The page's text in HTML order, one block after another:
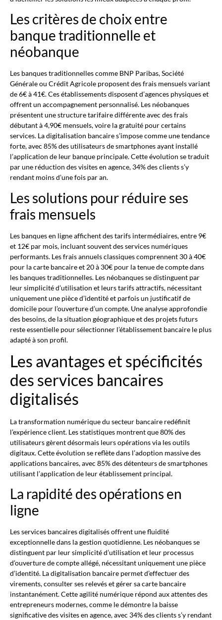
Les critères de choix entre
banque traditionnelle et
néobanque
Les banques traditionnelles comme BNP Paribas, Société
Générale ou Crédit Agricole proposent des frais mensuels variant
de 6€ à 41€. Ces établissements disposent d’agences physiques et
offrent un accompagnement personnalisé. Les néobanques
présentent une structure tarifaire différente avec des frais
débutant à 4,90€ mensuels, voire la gratuité pour certains
services. La digitalisation bancaire s’impose comme une tendance
forte, avec 85% des utilisateurs de smartphones ayant installé
l’application de leur banque principale. Cette évolution se traduit
par une réduction des visites en agence, 34% des clients s’y
rendant moins d’une fois par an.
Les solutions pour réduire ses
frais mensuels
Les banques en ligne affichent des tarifs intermédiaires, entre 9€
et 12€ par mois, incluant souvent des services numériques
performants. Les frais annuels classiques comprennent 30 à 40€
pour la carte bancaire et 20 à 30€ pour la tenue de compte dans
les banques traditionnelles. Les néobanques se distinguent par
leur simplicité d’utilisation et leurs tarifs attractifs, nécessitant
uniquement une pièce d’identité et parfois un justificatif de
domicile pour l’ouverture d’un compte. Une analyse approfondie
des besoins, de la situation géographique et des projets futurs
reste essentielle pour sélectionner l’établissement bancaire le plus
adapté à son profil.
Les avantages et spécificités
des services bancaires
digitalisés
La transformation numérique du secteur bancaire redéfinit
l’expérience client. Les statistiques montrent que 80% des
utilisateurs gèrent désormais leurs opérations via les outils
digitaux. Cette évolution se reflète dans l’adoption massive des
applications bancaires, avec 85% des détenteurs de smartphones
utilisant l’application de leur établissement principal.
La rapidité des opérations en
ligne
Les services bancaires digitalisés offrent une fluidité
exceptionnelle dans la gestion quotidienne. Les néobanques se
distinguent par leur simplicité d’utilisation et leur processus
d’ouverture de compte allégé, nécessitant uniquement une pièce
d’identité. La digitalisation bancaire permet d’effectuer des
virements, consulter ses relevés et gérer sa carte bancaire
instantanément. Cette agilité numérique répond aux attentes des
entrepreneurs modernes, comme le démontre la baisse
significative des visites en agence, avec 34% des clients s’y rendant